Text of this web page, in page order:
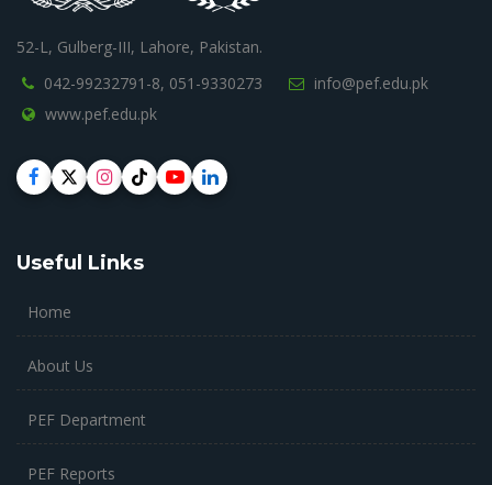
52-L, Gulberg-III, Lahore, Pakistan.
042-99232791-8, 051-9330273
info@pef.edu.pk
www.pef.edu.pk
Useful Links
Home
About Us
PEF Department
PEF Reports